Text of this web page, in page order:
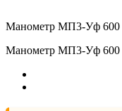
Манометр МП3-Уф 600
Манометр МП3-Уф 600